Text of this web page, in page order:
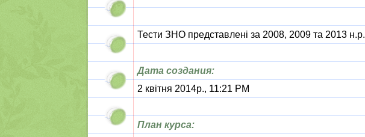
Тести ЗНО представлені за 2008, 2009 та 2013 н.р.
Дата создания:
2 квітня 2014р., 11:21 PM
План курса: